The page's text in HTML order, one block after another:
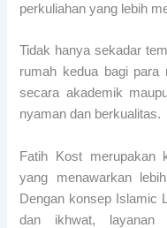
perkuliahan yang lebih
Tidak hanya sekadar
rumah kedua bagi para
secara akademik
nyaman dan berkualitas.
Fatih Kost merupakan
yang menawarkan
Dengan konsep Islamic
dan ikhwat, layanan